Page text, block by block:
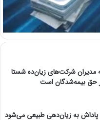
مدیران شرکت‌های زیان‌ده شستا
حق بیمه‌شدگان است
به زیان‌دهی طبیعی می‌شود